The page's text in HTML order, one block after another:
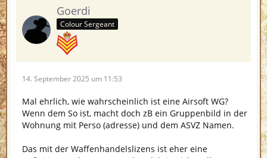
Goerdi
Colour Sergeant
14. September 2025 um 11:53
Mal ehrlich, wie wahrscheinlich ist eine Airsoft WG?
Wenn dem So ist, macht doch zB ein Gruppenbild in der
Wohnung mit Perso (adresse) und dem ASVZ Namen.
Das mit der Waffenhandelslizens ist eher eine